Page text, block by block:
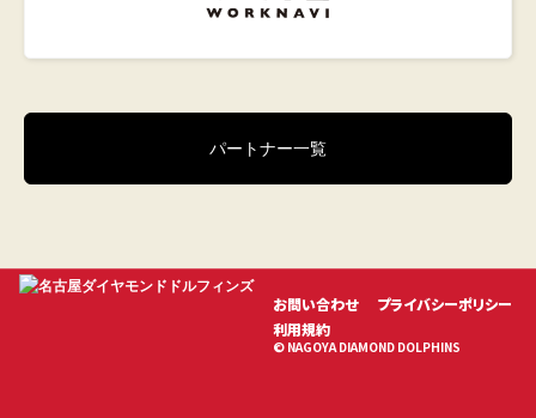
パートナー一覧
お問い合わせ
プライバシーポリシー
利用規約
© NAGOYA DIAMOND DOLPHINS